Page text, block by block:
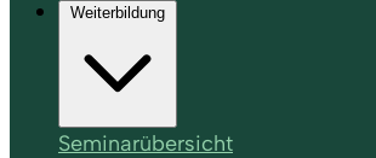
Weiterbildung
Seminarübersicht